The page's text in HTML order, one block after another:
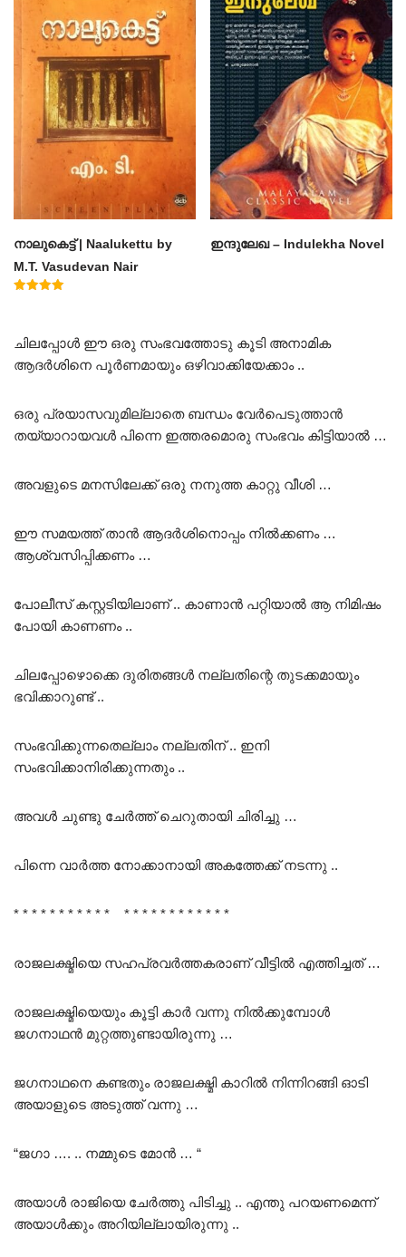
നാലുകെട്ട് | Naalukettu by
M.T. Vasudevan Nair
ഇന്ദുലേഖ – Indulekha Novel
ചിലപ്പോൾ ഈ ഒരു സംഭവത്തോടു കൂടി അനാമിക
ആദർശിനെ പൂർണമായും ഒഴിവാക്കിയേക്കാം ..
ഒരു പ്രയാസവുമില്ലാതെ ബന്ധം വേർപെടുത്താൻ
തയ്യാറായവൾ പിന്നെ ഇത്തരമൊരു സംഭവം കിട്ടിയാൽ …
അവളുടെ മനസിലേക്ക് ഒരു നനുത്ത കാറ്റു വീശി …
ഈ സമയത്ത് താൻ ആദർശിനൊപ്പം നിൽക്കണം …
ആശ്വസിപ്പിക്കണം …
പോലീസ് കസ്റ്റടിയിലാണ് .. കാണാൻ പറ്റിയാൽ ആ നിമിഷം
പോയി കാണണം ..
ചിലപ്പോഴൊക്കെ ദുരിതങ്ങൾ നല്ലതിന്റെ തുടക്കമായും
ഭവിക്കാറുണ്ട് ..
സംഭവിക്കുന്നതെല്ലാം നല്ലതിന് .. ഇനി
സംഭവിക്കാനിരിക്കുന്നതും ..
അവൾ ചുണ്ടു ചേർത്ത് ചെറുതായി ചിരിച്ചു …
പിന്നെ വാർത്ത നോക്കാനായി അകത്തേക്ക് നടന്നു ..
* * * * * * * * * * * * * * * * * * * * * * *
രാജലക്ഷ്മിയെ സഹപ്രവർത്തകരാണ് വീട്ടിൽ എത്തിച്ചത് …
രാജലക്ഷ്മിയെയും കൂട്ടി കാർ വന്നു നിൽക്കുമ്പോൾ
ജഗനാഥൻ മുറ്റത്തുണ്ടായിരുന്നു …
ജഗനാഥനെ കണ്ടതും രാജലക്ഷ്മി കാറിൽ നിന്നിറങ്ങി ഓടി
അയാളുടെ അടുത്ത് വന്നു …
“ജഗാ …. .. നമ്മുടെ മോൻ … “
അയാൾ രാജിയെ ചേർത്തു പിടിച്ചു .. എന്തു പറയണമെന്ന്
അയാൾക്കും അറിയില്ലായിരുന്നു ..